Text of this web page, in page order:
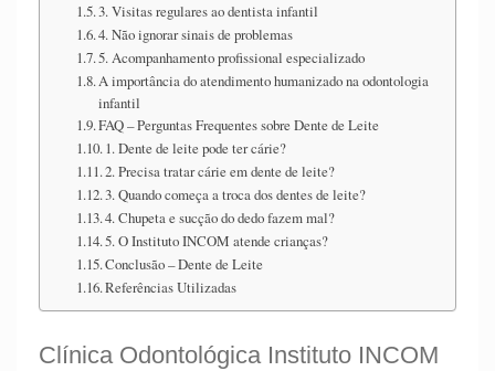
3. Visitas regulares ao dentista infantil
4. Não ignorar sinais de problemas
5. Acompanhamento profissional especializado
A importância do atendimento humanizado na odontologia
infantil
FAQ – Perguntas Frequentes sobre Dente de Leite
1. Dente de leite pode ter cárie?
2. Precisa tratar cárie em dente de leite?
3. Quando começa a troca dos dentes de leite?
4. Chupeta e sucção do dedo fazem mal?
5. O Instituto INCOM atende crianças?
Conclusão – Dente de Leite
Referências Utilizadas
Clínica Odontológica Instituto INCOM